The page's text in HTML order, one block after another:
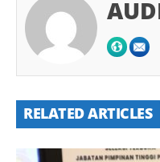
RELATED ARTICLES